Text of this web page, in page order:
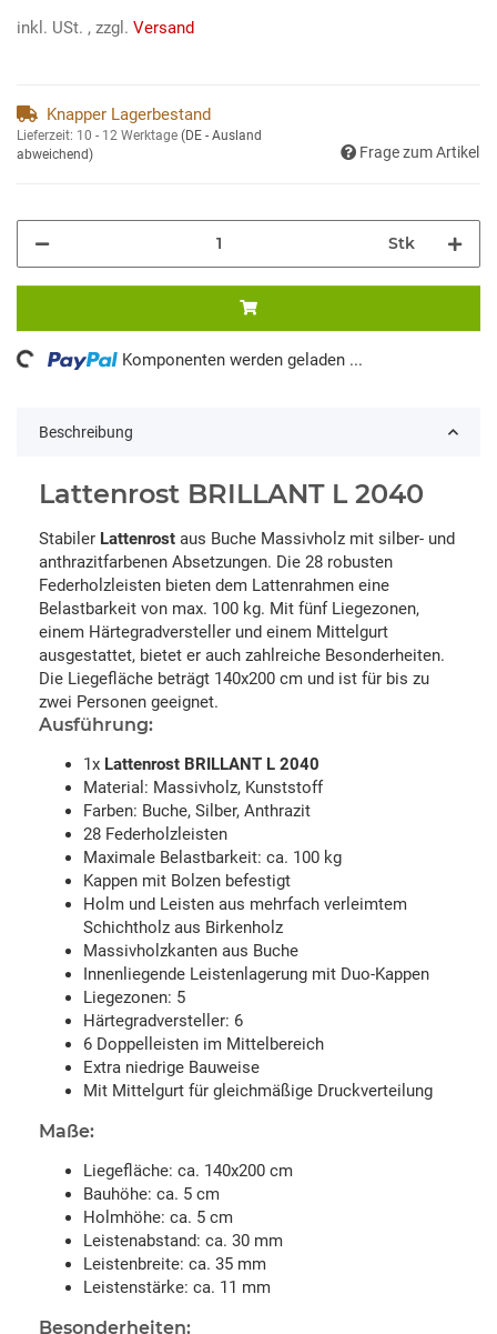
inkl. USt. , zzgl. Versand
Knapper Lagerbestand
Lieferzeit: 10 - 12 Werktage (DE - Ausland
abweichend)
Frage zum Artikel
Stk
Komponenten werden geladen ...
Beschreibung
Lattenrost BRILLANT L 2040
Stabiler Lattenrost aus Buche Massivholz mit silber- und
anthrazitfarbenen Absetzungen. Die 28 robusten
Federholzleisten bieten dem Lattenrahmen eine
Belastbarkeit von max. 100 kg. Mit fünf Liegezonen,
einem Härtegradversteller und einem Mittelgurt
ausgestattet, bietet er auch zahlreiche Besonderheiten.
Die Liegefläche beträgt 140x200 cm und ist für bis zu
zwei Personen geeignet.
Ausführung:
1x Lattenrost BRILLANT L 2040
Material: Massivholz, Kunststoff
Farben: Buche, Silber, Anthrazit
28 Federholzleisten
Maximale Belastbarkeit: ca. 100 kg
Kappen mit Bolzen befestigt
Holm und Leisten aus mehrfach verleimtem
Schichtholz aus Birkenholz
Massivholzkanten aus Buche
Innenliegende Leistenlagerung mit Duo-Kappen
Liegezonen: 5
Härtegradversteller: 6
6 Doppelleisten im Mittelbereich
Extra niedrige Bauweise
Mit Mittelgurt für gleichmäßige Druckverteilung
Maße:
Liegefläche: ca. 140x200 cm
Bauhöhe: ca. 5 cm
Holmhöhe: ca. 5 cm
Leistenabstand: ca. 30 mm
Leistenbreite: ca. 35 mm
Leistenstärke: ca. 11 mm
Besonderheiten: